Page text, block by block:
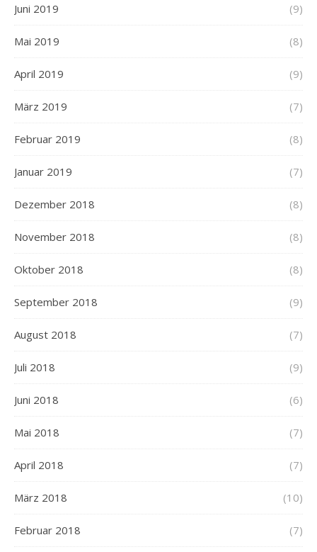
Juni 2019 (9)
Mai 2019 (8)
April 2019 (9)
März 2019 (7)
Februar 2019 (8)
Januar 2019 (7)
Dezember 2018 (8)
November 2018 (8)
Oktober 2018 (8)
September 2018 (9)
August 2018 (7)
Juli 2018 (9)
Juni 2018 (6)
Mai 2018 (7)
April 2018 (7)
März 2018 (10)
Februar 2018 (7)